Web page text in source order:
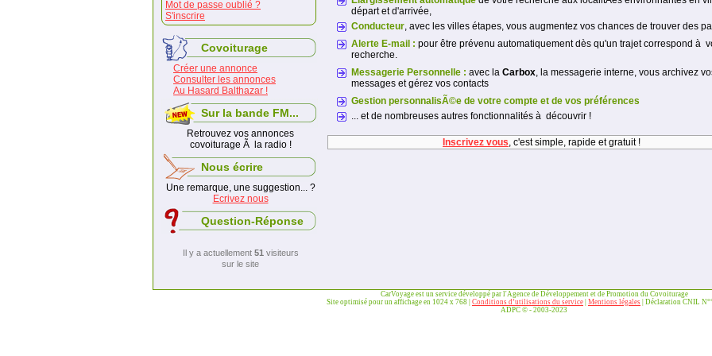
Mot de passe oublié ?
S'inscrire
Covoiturage
Créer une annonce
Consulter les annonces
Au Hasard Balthazar !
Sur la bande FM...
Retrouvez vos annonces
covoiturage Ã la radio !
Nous écrire
Une remarque, une suggestion... ?
Ecrivez nous
Question-Réponse
Il y a actuellement 51 visiteurs
sur le site
départ et d'arrivée,
Conducteur, avec les villes étapes, vous augmentez vos chances de trouver des
Alerte E-mail : pour être prévenu automatiquement dès qu'un trajet correspond à
recherche.
Messagerie Personnelle : avec la Carbox, la messagerie interne, vous archivez
messages et gérez vos contacts
Gestion personnalisÃ©e de votre compte et de vos préférences
... et de nombreuses autres fonctionnalités à découvrir !
Inscrivez vous, c'est simple, rapide et gratuit !
CarVoyage est un service développé par l'Agence de Développement et de Promotion du Covoiturage
Site optimisé pour un affichage en 1024 x 768 | Conditions d’utilisations du service Mentions légales | Déclaration CNIL
ADPC © - 2003-2023